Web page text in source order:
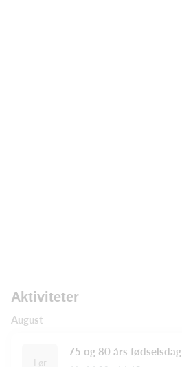
Aktiviteter
August
Lør
75 og 80 års fødselsdag